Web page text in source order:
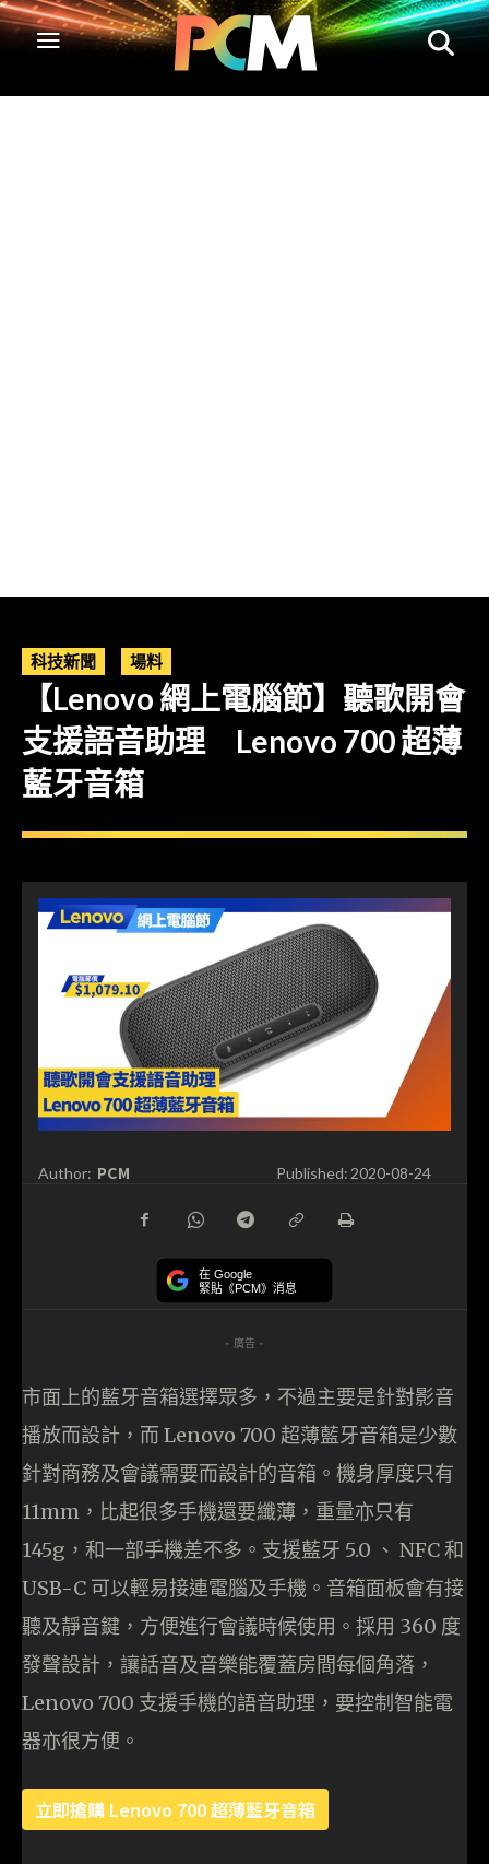
科技新聞 場料
【Lenovo 網上電腦節】聽歌開會
支援語音助理 Lenovo 700 超薄
藍牙音箱
Author: PCM Published: 2020-08-24
在 Google
緊貼《PCM》消息
- 廣告 -
市面上的藍牙音箱選擇眾多，不過主要是針對影音
播放而設計，而 Lenovo 700 超薄藍牙音箱是少數
針對商務及會議需要而設計的音箱。機身厚度只有
11mm，比起很多手機還要纖薄，重量亦只有
145g，和一部手機差不多。支援藍牙 5.0 、 NFC 和
USB-C 可以輕易接連電腦及手機。音箱面板會有接
聽及靜音鍵，方便進行會議時候使用。採用 360 度
發聲設計，讓話音及音樂能覆蓋房間每個角落，
Lenovo 700 支援手機的語音助理，要控制智能電
器亦很方便。
立即搶購 Lenovo 700 超薄藍牙音箱